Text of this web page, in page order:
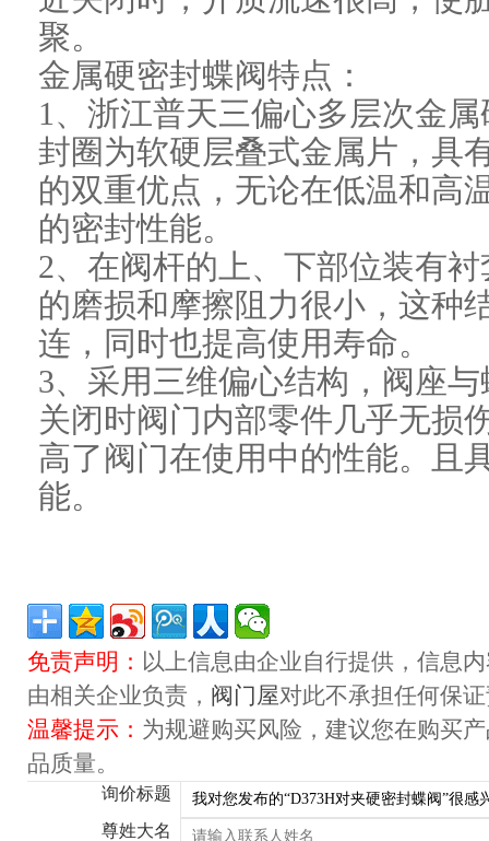
聚。
金属硬密封蝶阀特点：
1、 浙江普天三偏心多层次金
封圈为软硬层叠式金属片，具
的双重优点，无论在低温和高
的密封性能。
2、在阀杆的上、下部位装有
的磨损和摩擦阻力很小，这种
连，同时也提高使用寿命。
3、采用三维偏心结构，阀座
关闭时阀门内部零件几乎无损
高了阀门在使用中的性能。且
能。
免责声明： 以上信息由企业自行提供，信息
由相关企业负责， 阀门屋对此不承担任何保
温馨提示： 为规避购买风险，建议您在购买
品质量。
询价标题
尊姓大名